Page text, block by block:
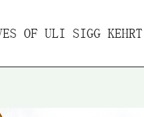
ULI SIGG KEHRT ZURÜCK
Interviews